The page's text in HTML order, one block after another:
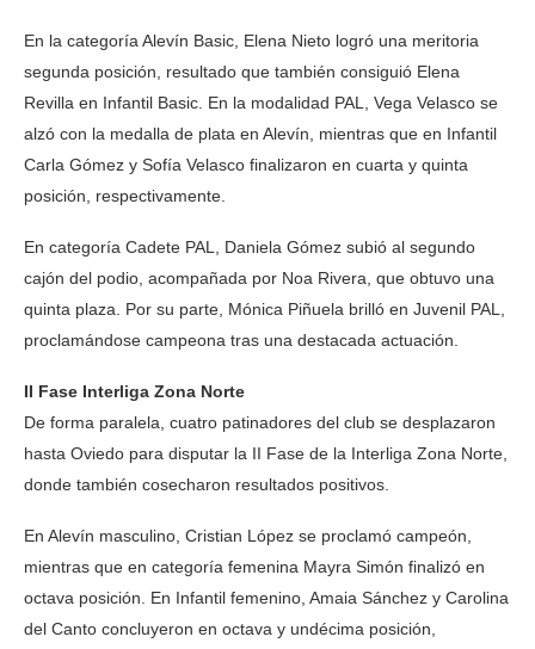
En la categoría Alevín Basic, Elena Nieto logró una meritoria
segunda posición, resultado que también consiguió Elena
Revilla en Infantil Basic. En la modalidad PAL, Vega Velasco se
alzó con la medalla de plata en Alevín, mientras que en Infantil
Carla Gómez y Sofía Velasco finalizaron en cuarta y quinta
posición, respectivamente.
En categoría Cadete PAL, Daniela Gómez subió al segundo
cajón del podio, acompañada por Noa Rivera, que obtuvo una
quinta plaza. Por su parte, Mónica Piñuela brilló en Juvenil PAL,
proclamándose campeona tras una destacada actuación.
II Fase Interliga Zona Norte
De forma paralela, cuatro patinadores del club se desplazaron
hasta Oviedo para disputar la II Fase de la Interliga Zona Norte,
donde también cosecharon resultados positivos.
En Alevín masculino, Cristian López se proclamó campeón,
mientras que en categoría femenina Mayra Simón finalizó en
octava posición. En Infantil femenino, Amaia Sánchez y Carolina
del Canto concluyeron en octava y undécima posición,